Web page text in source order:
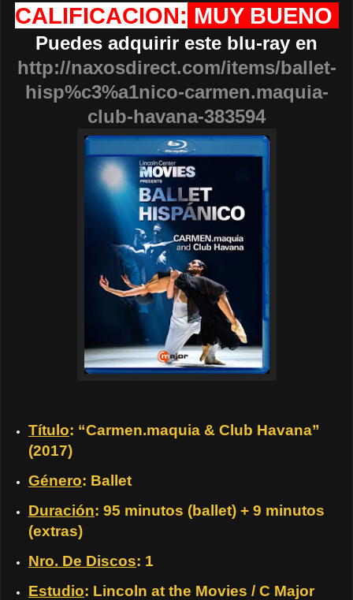
CALIFICACION: MUY BUENO
Puedes adquirir este blu-ray en
http://naxosdirect.com/items/ballet-
hisp%c3%a1nico-carmen.maquia-
club-havana-383594
Título: “Carmen.maquia & Club Havana”
(2017)
Género: Ballet
Duración: 95 minutos (ballet) + 9 minutos
(extras)
Nro. De Discos: 1
Estudio: Lincoln at the Movies / C Major